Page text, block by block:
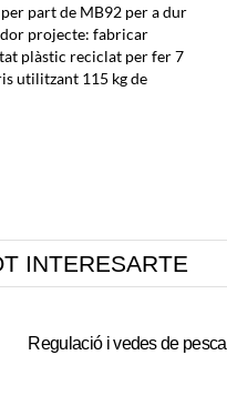
part de MB92 per a dur
projecte: fabricar
plàstic reciclat per fer 7
utilitzant 115 kg de
INTERESARTE
Regulació i vedes de pesca